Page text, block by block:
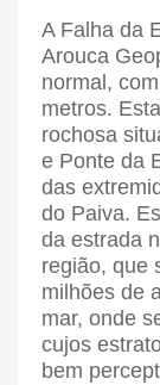
A Falha da
Arouca
normal,
metros.
rochosa
e Ponte da
das
do Paiva.
da estrada
região, que
milhões de
mar, onde
cujos
bem